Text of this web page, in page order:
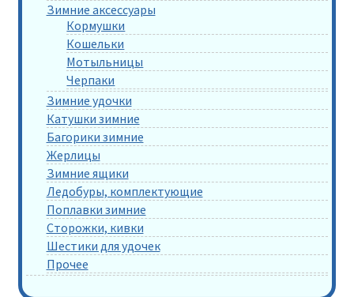
Зимние аксессуары
Кормушки
Кошельки
Мотыльницы
Черпаки
Зимние удочки
Катушки зимние
Багорики зимние
Жерлицы
Зимние ящики
Ледобуры, комплектующие
Поплавки зимние
Сторожки, кивки
Шестики для удочек
Прочее